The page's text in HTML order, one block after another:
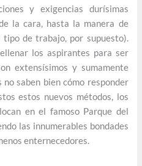
y exigencias durísimas
la cara, hasta la manera de
de trabajo, por supuesto).
los aspirantes para ser
extensísimos y sumamente
saben bien cómo responder
estos nuevos métodos, los
en el famoso Parque del
las innumerables bondades
enternecedores.